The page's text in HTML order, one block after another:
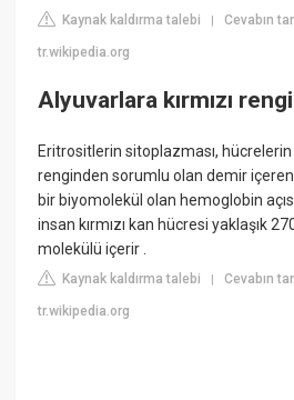
Kaynak kaldırma talebi |Cevabın
tr.wikipedia.org
Alyuvarlara kırmızı
Eritrositlerin sitoplazması, hücrelerin
renginden sorumlu olan demir
bir biyomolekül olan hemoglobin
insan kırmızı kan hücresi yaklaşık
molekülü içerir .
Kaynak kaldırma talebi |Cevabın
tr.wikipedia.org